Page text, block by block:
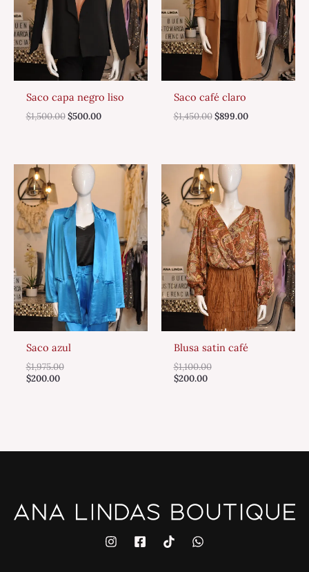
Saco capa negro liso
$1,500.00 $500.00
Saco café claro
$1,450.00 $899.00
Saco azul
$1,975.00
$200.00
Blusa satin café
$1,100.00
$200.00